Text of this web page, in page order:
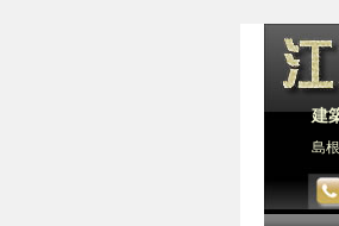
建
島